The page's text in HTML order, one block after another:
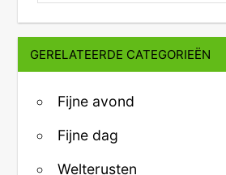
GERELATEERDE CATEGORIEËN
Fijne avond
Fijne dag
Welterusten